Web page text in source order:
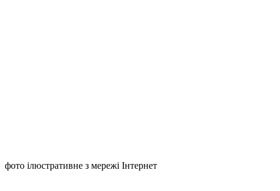
фото ілюстративне з мережі Інтернет